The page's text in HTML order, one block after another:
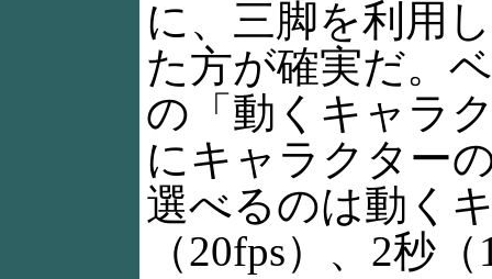
に、三脚を利用
た方が確実だ。
の「動くキャラ
にキャラクター
選べるのは動く
（20fps）、2秒